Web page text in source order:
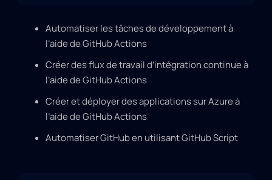
Automatiser les tâches de développement à
l’aide de GitHub Actions
Créer des flux de travail d’intégration continue à
l’aide de GitHub Actions
Créer et déployer des applications sur Azure à
l’aide de GitHub Actions
Automatiser GitHub en utilisant GitHub Script